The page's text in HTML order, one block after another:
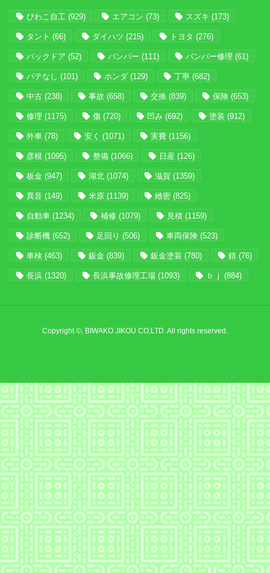
びわこ自工 (929) エアコン (73) スズキ (173)
タント (66) ダイハツ (215) トヨタ (276)
バックドア (52) バンパー (111) バンパー修理 (61)
パテなし (101) ホンダ (129) 丁寧 (682)
中古 (238) 事故 (658) 交換 (839) 保険 (653)
修理 (1175) 傷 (720) 凹み (692) 塗装 (912)
外車 (78) 安く (1071) 実費 (1156)
彦根 (1095) 整備 (1066) 日産 (126)
板金 (947) 湖北 (1074) 滋賀 (1359)
異音 (149) 米原 (1139) 緻密 (825)
自動車 (1234) 補修 (1079) 見積 (1159)
診断機 (652) 足回り (506) 車両保険 (523)
車検 (463) 鈑金 (839) 鈑金塗装 (780) 錆 (76)
長浜 (1320) 長浜事故修理工場 (1093) ｂｊ (884)
Copyright ©, BIWAKO JIKOU CO,LTD. All rights reserved.